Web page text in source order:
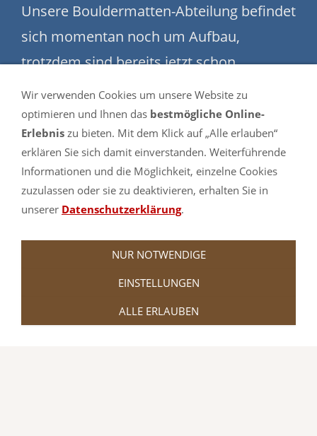
Unsere Bouldermatten-Abteilung befindet
sich momentan noch um Aufbau,
trotzdem sind bereits jetzt schon
wesentlich mehr Maße und Farben
verfügbar als hier im Shop angezeigt.
Schauen Sie sich gerne einmal in
unserem Partnershop turnmatte.com in
derBouldermatten-Abteilungum.
Wir verwenden Cookies um unsere Website zu
optimieren und Ihnen das bestmögliche Online-
Erlebnis zu bieten. Mit dem Klick auf „Alle erlauben“
erklären Sie sich damit einverstanden. Weiterführende
Informationen und die Möglichkeit, einzelne Cookies
zuzulassen oder sie zu deaktivieren, erhalten Sie in
unserer Datenschutzerklärung.
NUR NOTWENDIGE
EINSTELLUNGEN
ALLE ERLAUBEN